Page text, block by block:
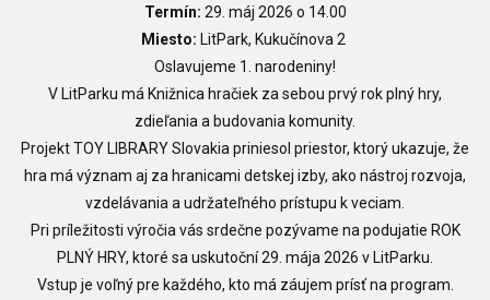
Termín: 29. máj 2026 o 14.00
Miesto: LitPark, Kukučínova 2
Oslavujeme 1. narodeniny!
V LitParku má Knižnica hračiek za sebou prvý rok plný hry,
zdieľania a budovania komunity.
Projekt TOY LIBRARY Slovakia priniesol priestor, ktorý ukazuje, že
hra má význam aj za hranicami detskej izby, ako nástroj rozvoja,
vzdelávania a udržateľného prístupu k veciam.
Pri príležitosti výročia vás srdečne pozývame na podujatie ROK
PLNÝ HRY, ktoré sa uskutoční 29. mája 2026 v LitParku.
Vstup je voľný pre každého, kto má záujem prísť na program.